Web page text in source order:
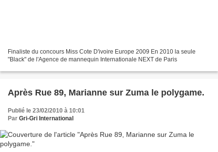
Finaliste du concours Miss Cote D'ivoire Europe 2009 En 2010 la seule
"Black" de l'Agence de mannequin Internationale NEXT de Paris
Après Rue 89, Marianne sur Zuma le polygame.
Publié le 23/02/2010 à 10:01
Par Gri-Gri International